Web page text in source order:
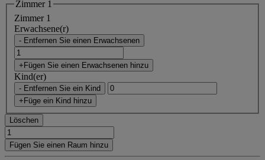
Zimmer 1
Zimmer 1
Erwachsene(r)
- Entfernen Sie einen Erwachsenen
+Fügen Sie einen Erwachsenen hinzu
Kind(er)
- Entfernen Sie ein Kind
+Füge ein Kind hinzu
Löschen
Fügen Sie einen Raum hinzu